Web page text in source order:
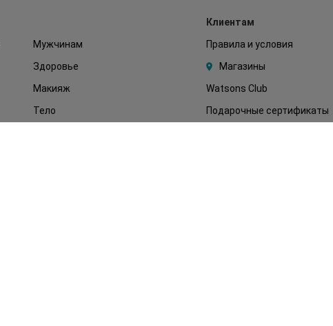
Мужчинам
Здоровье
Макияж
Тело
Клиентам
Правила и условия
Магазины
Watsons Club
Подарочные сертификаты